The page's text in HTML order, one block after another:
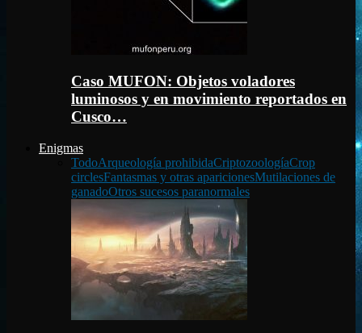
Caso MUFON: Objetos voladores
luminosos y en movimiento reportados en
Cusco…
Enigmas
TodoArqueología prohibidaCriptozoologíaCrop
circlesFantasmas y otras aparicionesMutilaciones de
ganadoOtros sucesos paranormales